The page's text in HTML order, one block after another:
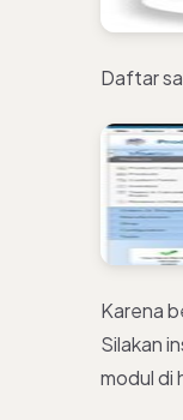
Daftar
Karena
Silakan
modul di